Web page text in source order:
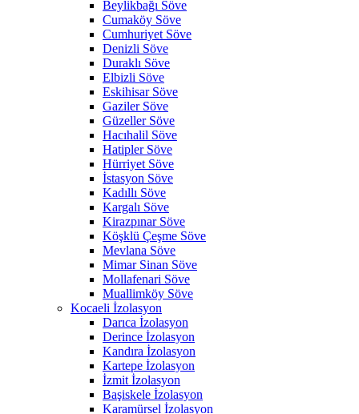
Beylikbağı Söve
Cumaköy Söve
Cumhuriyet Söve
Denizli Söve
Duraklı Söve
Elbizli Söve
Eskihisar Söve
Gaziler Söve
Güzeller Söve
Hacıhalil Söve
Hatipler Söve
Hürriyet Söve
İstasyon Söve
Kadıllı Söve
Kargalı Söve
Kirazpınar Söve
Köşklü Çeşme Söve
Mevlana Söve
Mimar Sinan Söve
Mollafenari Söve
Muallimköy Söve
Kocaeli İzolasyon
Darıca İzolasyon
Derince İzolasyon
Kandıra İzolasyon
Kartepe İzolasyon
İzmit İzolasyon
Başiskele İzolasyon
Karamürsel İzolasyon